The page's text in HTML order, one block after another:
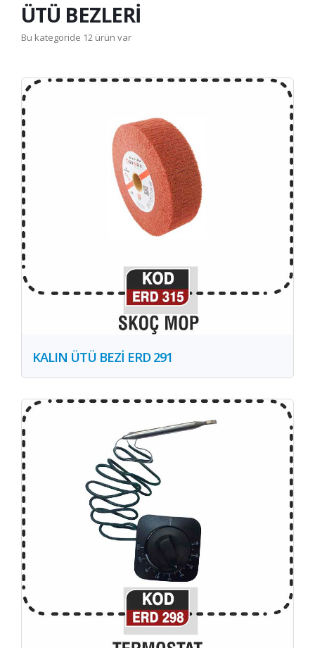
ÜTÜ BEZLERİ
Bu kategoride 12 ürün var
KALIN ÜTÜ BEZİ ERD 291